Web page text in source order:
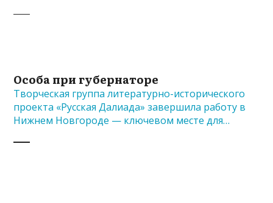
Особа при губернаторе
Творческая группа литературно-исторического
проекта «Русская Далиада» завершила работу в
Нижнем Новгороде — ключевом месте для…